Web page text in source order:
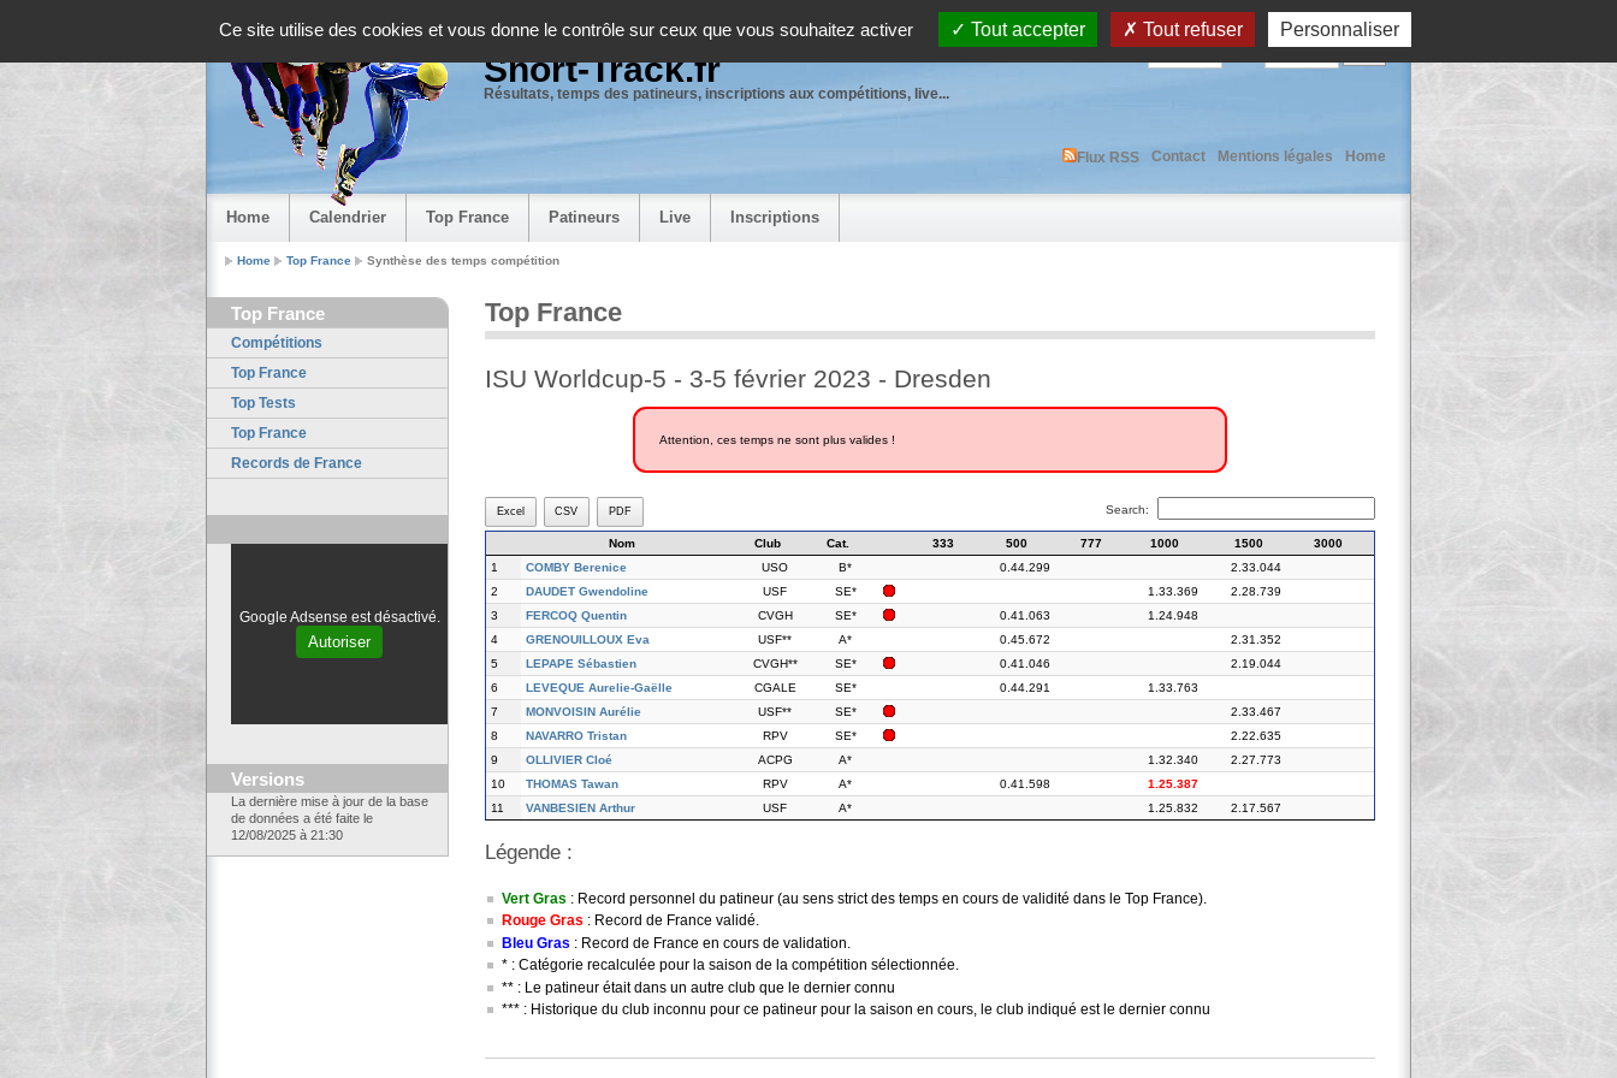
Ce site utilise des cookies et vous donne le contrôle sur ceux que vous souhaitez activer Tout accepter Tout refuser Personnaliser
Short-Track.fr
Résultats, temps des patineurs, inscriptions aux compétitions, live...
Home
Mentions légales
Contact
Flux RSS
Home Calendrier Top France Patineurs Live Inscriptions
Home Top France Synthèse des temps compétition
Top France
Compétitions
Top France
Top Tests
Top France
Records de France
Google Adsense est désactivé.
Autoriser
Versions
La dernière mise à jour de la base
de données a été faite le
12/08/2025 à 21:30
Top France
ISU Worldcup-5 - 3-5 février 2023 - Dresden
Attention, ces temps ne sont plus valides !
Excel CSV PDF Search:
Nom Club Cat. 333 500 777 1000 1500
3000
1
COMBY Berenice USO B* 0.44.299
2.33.044
2
DAUDET Gwendoline USF SE* 1.33.369
2.28.739
3
FERCOQ Quentin CVGH SE* 0.41.063
1.24.948
4
GRENOUILLOUX Eva USF** A* 0.45.672
2.31.352
5
LEPAPE Sébastien CVGH** SE* 0.41.046
2.19.044
6
LEVEQUE Aurelie-Gaëlle CGALE SE* 0.44.291
1.33.763
7
MONVOISIN Aurélie USF** SE*
2.33.467
8
NAVARRO Tristan RPV SE*
2.22.635
9
OLLIVIER Cloé ACPG A* 1.32.340
2.27.773
10
THOMAS Tawan RPV A* 0.41.598
1.25.387
11
VANBESIEN Arthur USF A* 1.25.832 2.17.567
Légende :
Vert Gras : Record personnel du patineur (au sens strict des temps en cours de validité dans le Top France).
Rouge Gras : Record de France validé.
Bleu Gras : Record de France en cours de validation.
* : Catégorie recalculée pour la saison de la compétition sélectionnée.
** : Le patineur était dans un autre club que le dernier connu
*** : Historique du club inconnu pour ce patineur pour la saison en cours, le club indiqué est le dernier connu